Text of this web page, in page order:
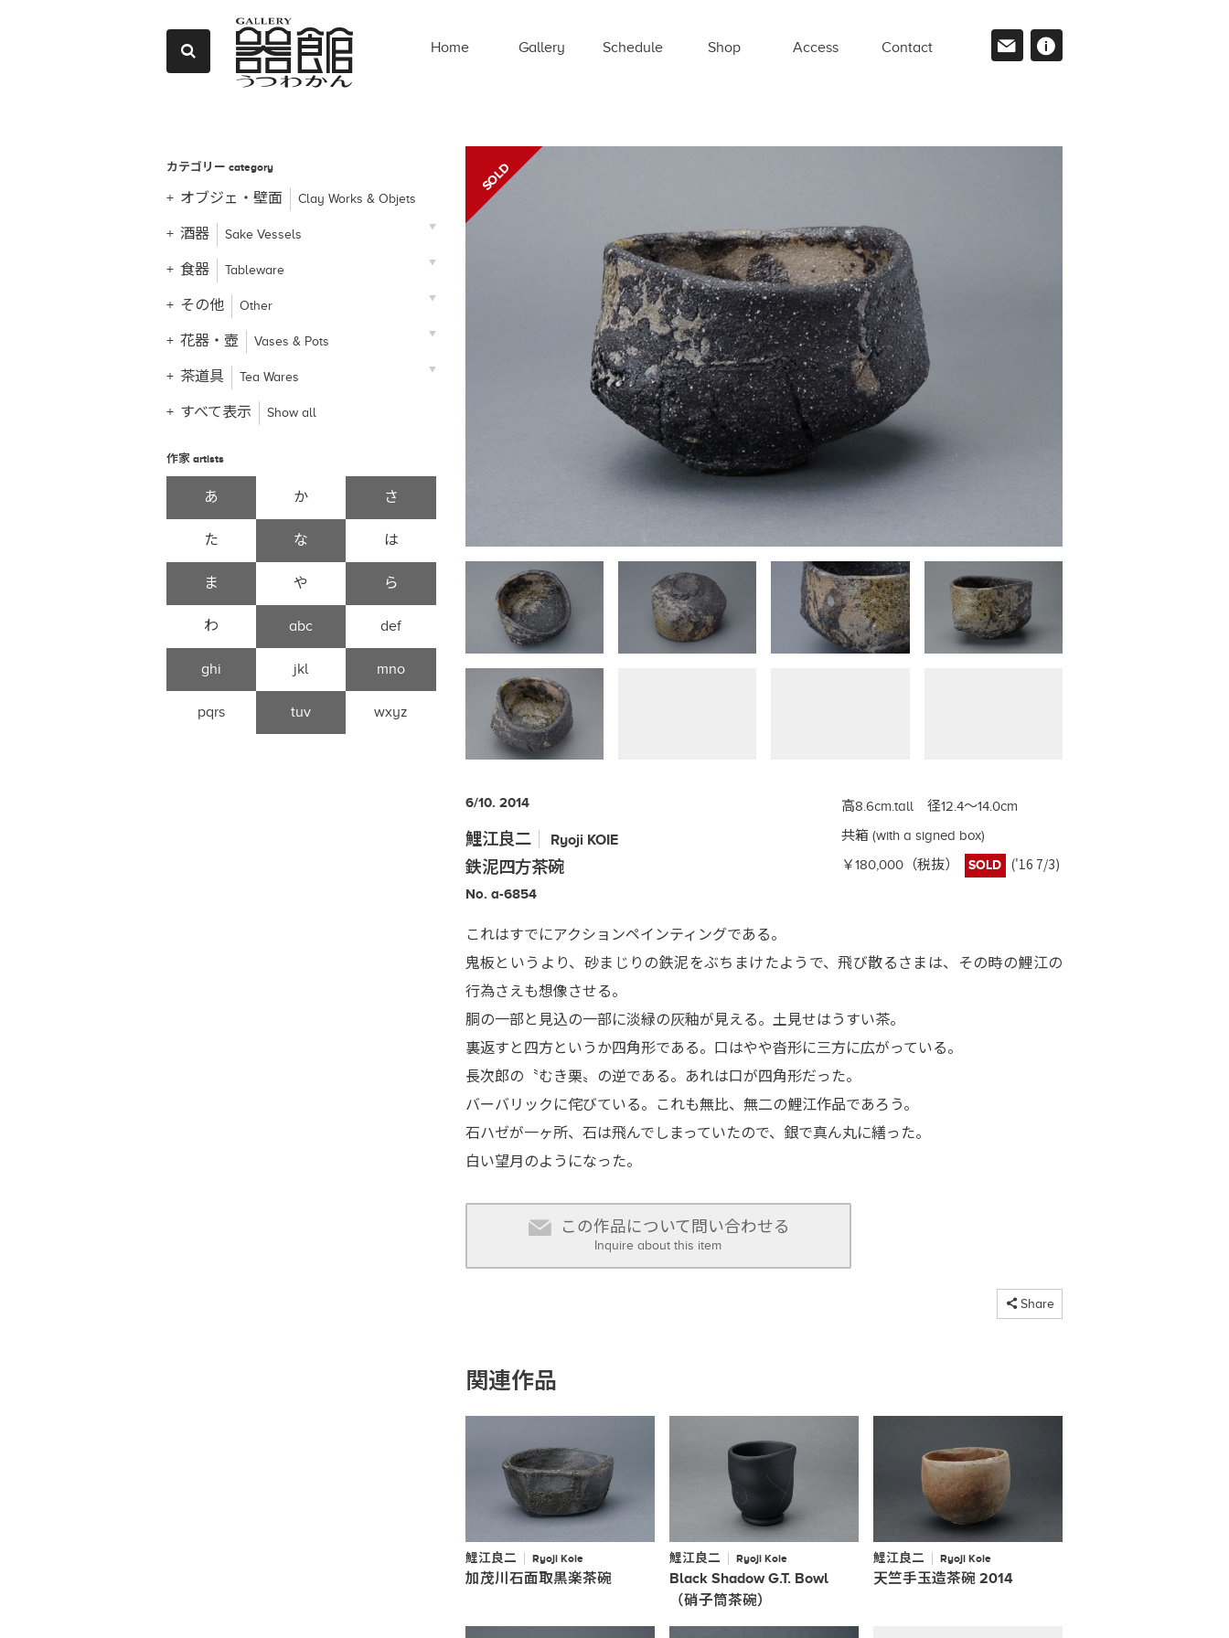
Home Gallery Schedule Shop Access Contact
カテゴリー category
オブジェ・壁面 Clay Works & Objets
酒器 Sake Vessels
食器 Tableware
その他 Other
花器・壺 Vases & Pots
茶道具 Tea Wares
すべて表示 Show all
作家 artists
あ か さ
た な は
ま や ら
わ abc def
ghi jkl mno
pqrs tuv wxyz
6/10. 2014
鯉江良二 Ryoji KOIE
鉄泥四方茶碗
No. a-6854
高8.6cm.tall 径12.4～14.0cm
共箱 (with a signed box)
￥180,000（税抜）
SOLD ('16 7/3)
これはすでにアクションペインティングである。
鬼板というより、砂まじりの鉄泥をぶちまけたようで、飛び散るさまは、その時の鯉江の
行為さえも想像させる。
胴の一部と見込の一部に淡緑の灰釉が見える。土見せはうすい茶。
裏返すと四方というか四角形である。口はやや沓形に三方に広がっている。
長次郎の〝むき栗〟の逆である。あれは口が四角形だった。
バーバリックに侘びている。これも無比、無二の鯉江作品であろう。
石ハゼが一ヶ所、石は飛んでしまっていたので、銀で真ん丸に繕った。
白い望月のようになった。
この作品について問い合わせる
Inquire about this item
Share
コピーしました
関連作品
鯉江良二 Ryoji Koie
加茂川石面取黒楽茶碗
鯉江良二 Ryoji Koie
Black Shadow G.T. Bowl
（硝子筒茶碗）
鯉江良二 Ryoji Koie
天竺手玉造茶碗 2014